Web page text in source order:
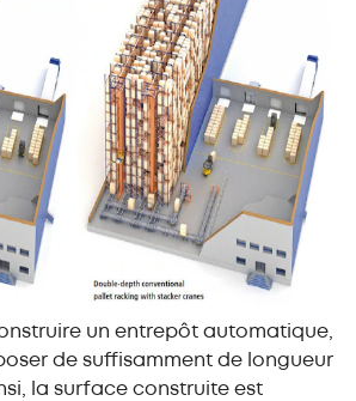
un entrepôt automatique,
de suffisamment de longueur
la surface construite est